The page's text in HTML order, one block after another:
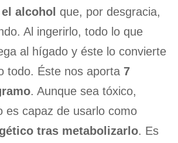
alcohol que, por desgracia,
Al ingerirlo, todo lo que
al hígado y éste lo convierte
todo. Éste nos aporta 7
. Aunque sea tóxico,
es capaz de usarlo como
tras metabolizarlo. Es